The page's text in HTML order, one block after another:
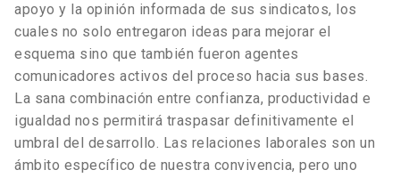
apoyo y la opinión informada de sus sindicatos, los
cuales no solo entregaron ideas para mejorar el
esquema sino que también fueron agentes
comunicadores activos del proceso hacia sus bases.
La sana combinación entre confianza, productividad e
igualdad nos permitirá traspasar definitivamente el
umbral del desarrollo. Las relaciones laborales son un
ámbito específico de nuestra convivencia, pero uno